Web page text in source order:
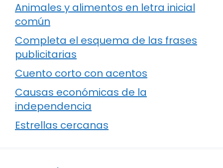
Animales y alimentos en letra inicial
común
Completa el esquema de las frases
publicitarias
Cuento corto con acentos
Causas económicas de la
independencia
Estrellas cercanas